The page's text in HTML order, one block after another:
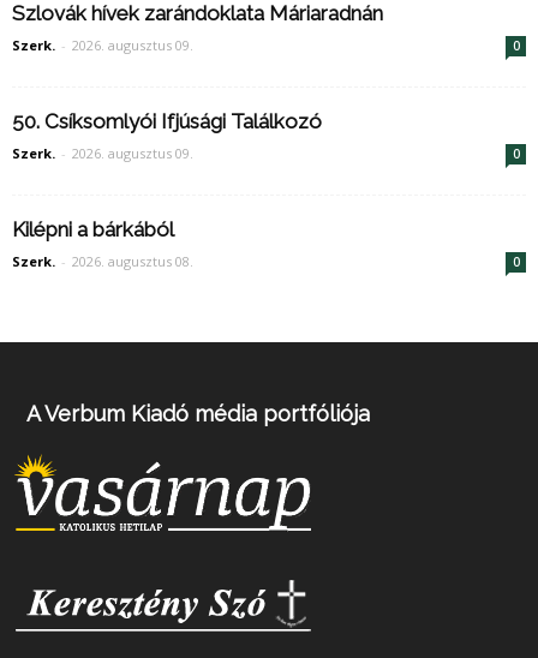
Szlovák hívek zarándoklata Máriaradnán
Szerk. - 2026. augusztus 09. 0
50. Csíksomlyói Ifjúsági Találkozó
Szerk. - 2026. augusztus 09. 0
Kilépni a bárkából
Szerk. - 2026. augusztus 08. 0
A Verbum Kiadó média portfóliója